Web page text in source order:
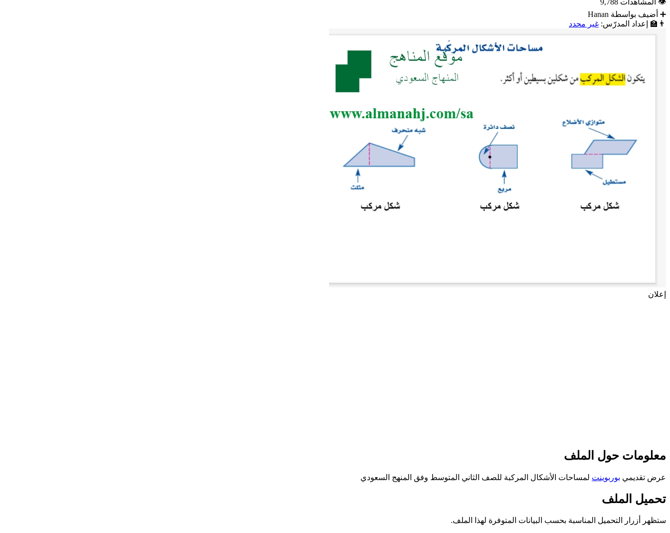
➕ أضيف بواسطة Hanan
👨‍🏫
إعداد المدرّس: غير محدد
إعلان
معلومات حول الملف
عرض تقديمي بوربوينت لمساحات الأشكال المركبة للصف الثاني المتوسط وفق المنهج السعودي
تحميل الملف
ستظهر أزرار التحميل المناسبة بحسب البيانات المتوفرة لهذا الملف.